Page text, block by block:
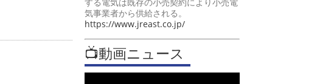
気事業者から供給される。
https://www.jreast.co.jp/
📺動画ニュース